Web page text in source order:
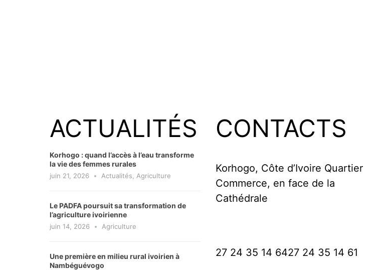
ACTUALITÉS
Korhogo : quand l’accès à l’eau transforme
la vie des femmes rurales
juin 21, 2026 Actualités Agriculture
Le PADFA poursuit sa transformation de
l’agriculture ivoirienne
juin 14, 2026 Agriculture
Une première en milieu rural ivoirien à
Nambéguévogo
CONTACTS
Korhogo, Côte d’Ivoire Quartier
Commerce, en face de la
Cathédrale
27 24 35 14 6427 24 35 14 61